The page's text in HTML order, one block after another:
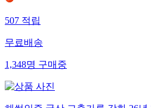
507적립
무료배송
1,348명구매중